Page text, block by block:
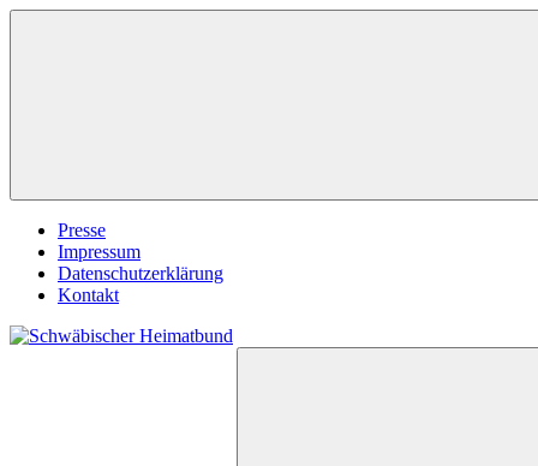
Zum
Presse
Impressum
Datenschutzerklärung
Kontakt